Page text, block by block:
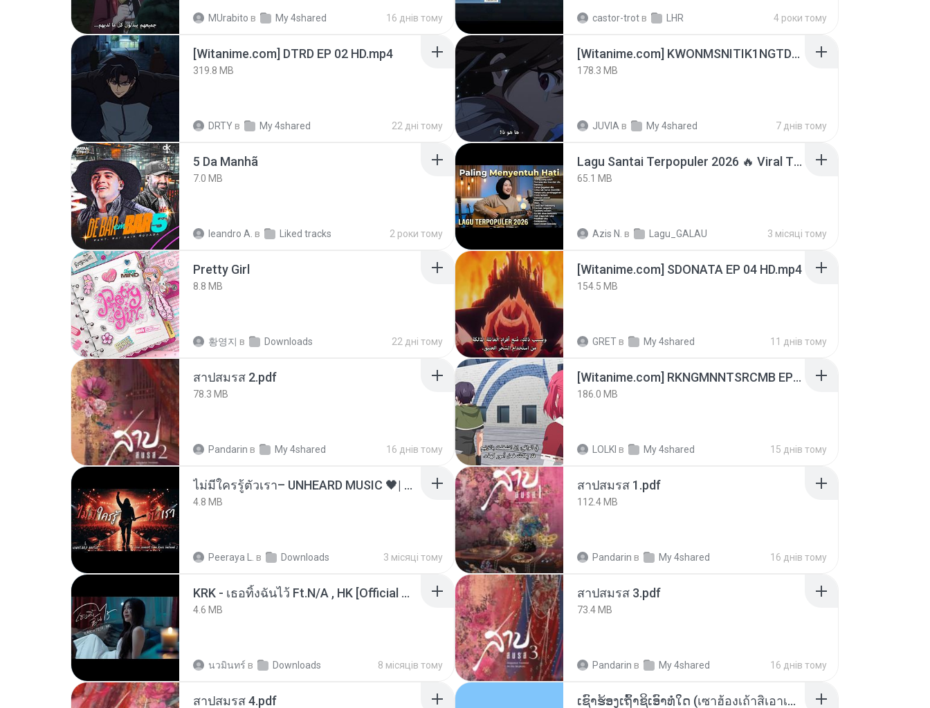
MUrabito в My 4shared 16 днів тому castor-trot в LHR 4 роки тому
[Witanime.com] DTRD EP 02 HD.mp4
319.8 MB
DRTY в My 4shared 22 дні тому
[Witanime.com] KWONMSNITIK1NGTDNN EP 05 HD.mp4
178.3 MB
JUVIA в My 4shared 7 днів тому
5 Da Manhã
7.0 MB
leandro A. в Liked tracks 2 роки тому
Lagu Santai Terpopuler 2026 🔥 Viral TikTok — Lagu Pop Indonesia Terbaru & Paling Hits 2026
65.1 MB
Azis N. в Lagu_GALAU 3 місяці тому
Pretty Girl
8.8 MB
황영지 в Downloads 22 дні тому
[Witanime.com] SDONATA EP 04 HD.mp4
154.5 MB
GRET в My 4shared 11 днів тому
สาปสมรส 2.pdf
78.3 MB
Pandarin в My 4shared 16 днів тому
[Witanime.com] RKNGMNNTSRCMB EP 05 HD.mp4
186.0 MB
LOLKI в My 4shared 15 днів тому
ไม่มีใครรู้ตัวเรา– UNHEARD MUSIC 🖤| Official Lyric Video | เพลงสู้ชีวิต
4.8 MB
Peeraya L. в Downloads 3 місяці тому
สาปสมรส 1.pdf
112.4 MB
Pandarin в My 4shared 16 днів тому
KRK - เธอทิ้งฉันไว้ Ft.N/A , HK [Official MV]
4.6 MB
นวมินทร์ в Downloads 8 місяців тому
สาปสมรส 3.pdf
73.4 MB
Pandarin в My 4shared 16 днів тому
สาปสมรส 4.pdf ເຊົາຮ້ອງເຖົ້າຊິເອົາທໍ່ໃດ (เซาฮ้องเถ้าสิเอาเท่าใด) ບຸນເກີດ ຫນູຫ່ວງ ft. ໂສພາ ຈຸນທະລາ